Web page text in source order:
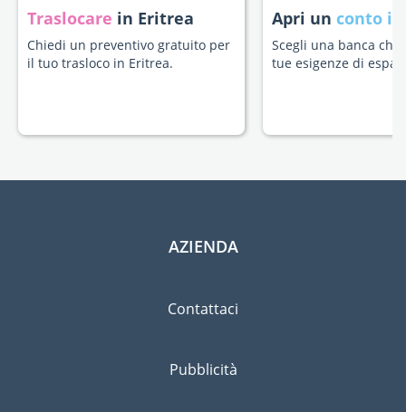
Traslocare in Eritrea
Chiedi un preventivo gratuito per
il tuo trasloco in Eritrea.
Apri un conto
Scegli una banca che
tue esigenze di
AZIENDA
Contattaci
Pubblicità